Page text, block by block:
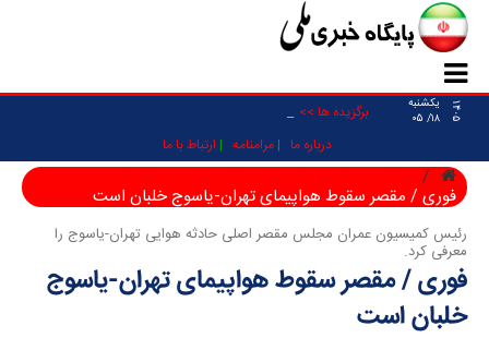
۱۴۰۵
یکشنبه
۱۸/ ۰۵
برگزیده ها >> _
درباره ما مرامنامه ارتباط با ما
فوری / مقصر سقوط هواپیمای تهران-یاسوج خلبان است
رئیس کمیسیون عمران مجلس مقصر اصلی حادثه هوایی تهران-یاسوج را
معرفی کرد.
فوری / مقصر سقوط هواپیمای تهران-یاسوج
خلبان است